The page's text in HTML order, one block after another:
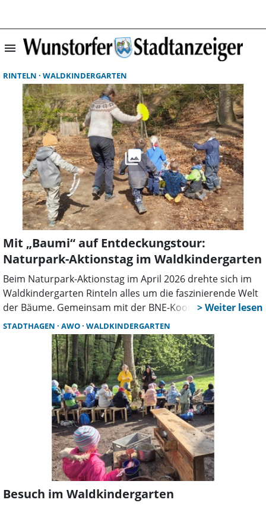
menu
RINTELN WALDKINDERGARTEN
Mit „Baumi“ auf Entdeckungstour:
Naturpark-Aktionstag im Waldkindergarten
Beim Naturpark-Aktionstag im April 2026 drehte sich im
Waldkindergarten Rinteln alles um die faszinierende Welt
der Bäume. Gemeinsam mit der BNE-Koordinatorin des
Naturparks Weserbergland erlebten die „Waldzwerge“
einen erlebnisreichen Vormittag.
STADTHAGEN AWO WALDKINDERGARTEN
Besuch im Waldkindergarten